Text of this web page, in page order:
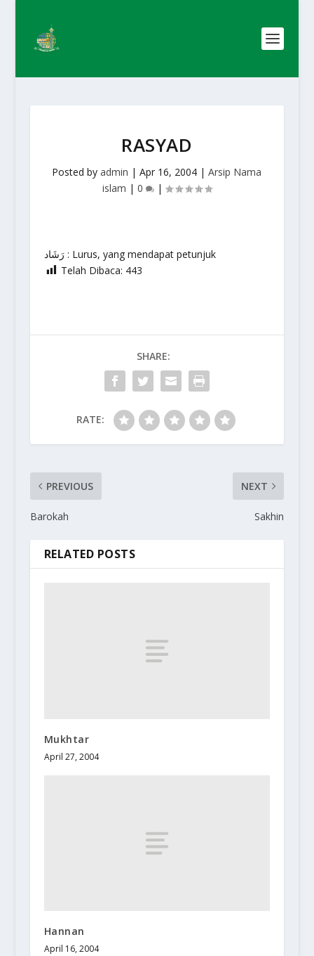
RASYAD
Posted byadmin |Apr 16, 2004 |Arsip Nama
islam | 0 |
رَشَاد : Lurus, yang mendapat petunjuk
Telah Dibaca: 443
SHARE:
RATE:
PREVIOUS
Barokah
NEXT
Sakhin
RELATED POSTS
Mukhtar
April 27, 2004
Hannan
April 16, 2004